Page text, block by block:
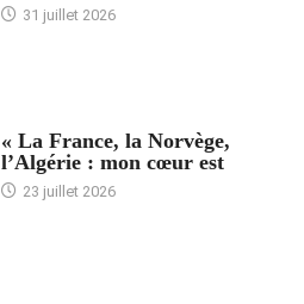
31 juillet 2026
« La France, la Norvège,
l’Algérie : mon cœur est
23 juillet 2026